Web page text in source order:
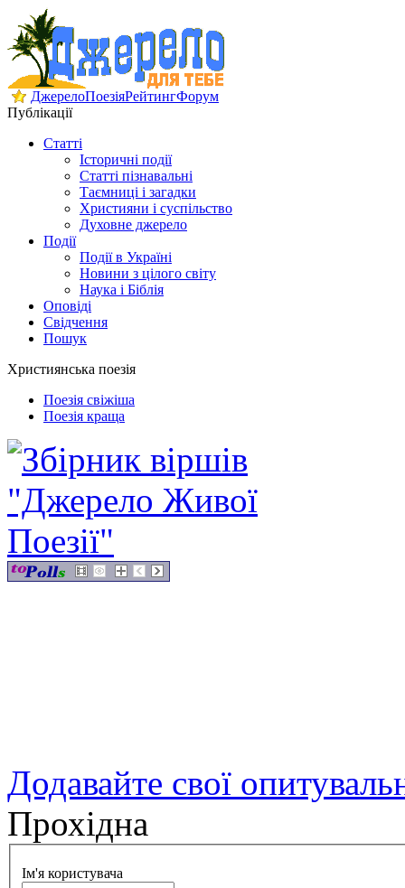
ДжерелоПоезіяРейтингФорум
Публікації
Статті
Історичні події
Статті пізнавальні
Таємниці і загадки
Християни і суспільство
Духовне джерело
Події
Події в Україні
Новини з цілого світу
Наука і Біблія
Оповіді
Свідчення
Пошук
Християнська поезія
Поезія свіжіша
Поезія краща
Додавайте свої
Прохідна
Ім'я користувача